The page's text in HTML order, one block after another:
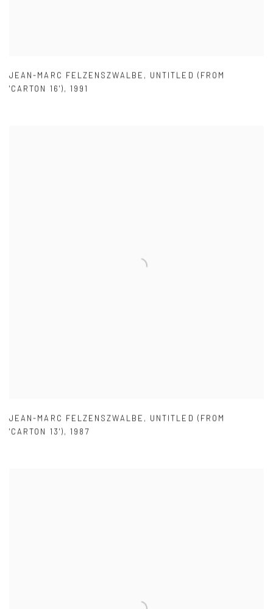
JEAN-MARC FELZENSZWALBE , UNTITLED (FROM
'CARTON 16'),1991
JEAN-MARC FELZENSZWALBE , UNTITLED (FROM
'CARTON 13'),1987